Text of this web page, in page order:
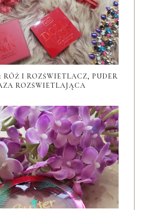
RÓŻ I ROZŚWIETLACZ, PUDER
ROZŚWIETLAJĄCA